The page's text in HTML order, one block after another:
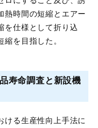
熱時間の短縮とエアー
を仕様として折り込
を目指した。
寿命調査と新設機
る生産性向上手法に